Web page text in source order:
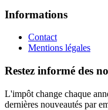
Informations
Contact
Mentions légales
Restez informé des
L'impôt change chaque
dernières nouveautés par